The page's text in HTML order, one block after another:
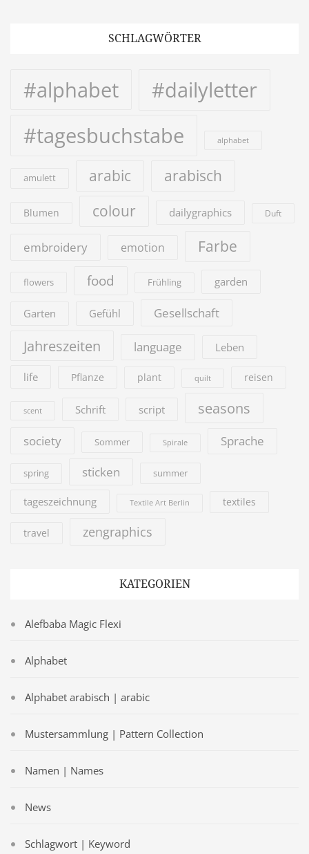
SCHLAGWÖRTER
#alphabet
#dailyletter
#tagesbuchstabe
alphabet
amulett arabic arabisch
Blumen colour dailygraphics Duft
embroidery emotion Farbe
flowers food Frühling garden
Garten Gefühl Gesellschaft
Jahreszeiten language Leben
life Pflanze plant quilt reisen
scent Schrift script seasons
society Sommer Spirale Sprache
spring sticken summer
tageszeichnung Textile Art Berlin textiles
travel zengraphics
KATEGORIEN
Alefbaba Magic Flexi
Alphabet
Alphabet arabisch | arabic
Mustersammlung | Pattern Collection
Namen | Names
News
Schlagwort | Keyword